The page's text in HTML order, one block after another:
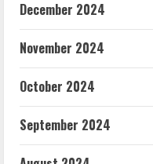
December 2024
November 2024
October 2024
September 2024